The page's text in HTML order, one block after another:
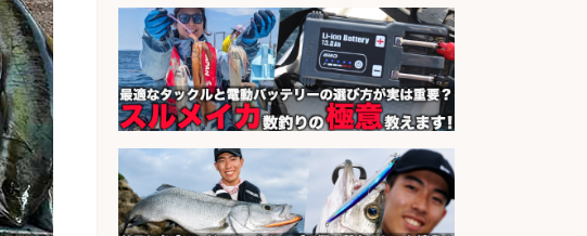
べる/鹿児島県/志布志市
会社名 株式会社ホットスタッフ鹿児島
sponsored by 求人ボックス
日払いOKで即日収入/品出し/釣り具
のピッキング 梱包STAFF/大阪府/岸
和田市
会社名 株式会社アドミック